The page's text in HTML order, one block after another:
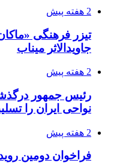
2 هفته پیش
تیزر فرهنگی
جاویدالاثر میناب
2 هفته پیش
رئیس جمهور
نواحی ایران را
2 هفته پیش
فراخوان دومین